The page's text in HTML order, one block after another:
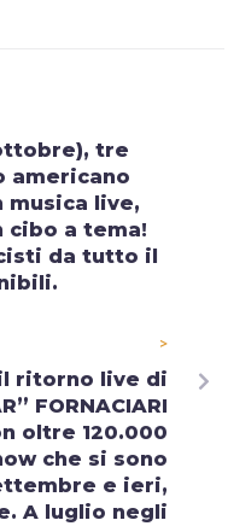
ottobre), tre
americano
musica live,
cibo a tema!
da tutto il
>
ritorno live di
FORNACIARI
oltre 120.000
che si sono
e ieri,
A luglio negli